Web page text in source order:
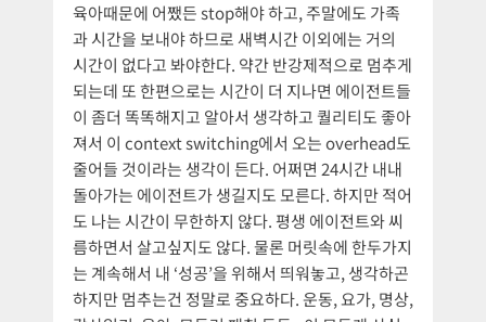
육아때문에 어쨌든 stop해야 하고, 주말에도 가족
과 시간을 보내야 하므로 새벽시간 이외에는 거의
시간이 없다고 봐야한다. 약간 반강제적으로 멈추게
되는데 또 한편으로는 시간이 더 지나면 에이전트들
이 좀더 똑똑해지고 알아서 생각하고 퀄리티도 좋아
져서 이 context switching에서 오는 overhead도
줄어들 것이라는 생각이 든다. 어쩌면 24시간 내내
돌아가는 에이전트가 생길지도 모른다. 하지만 적어
도 나는 시간이 무한하지 않다. 평생 에이전트와 씨
름하면서 살고싶지도 않다. 물론 머릿속에 한두가지
는 계속해서 내 ‘성공’을 위해서 띄워놓고, 생각하곤
하지만 멈추는건 정말로 중요하다. 운동, 요가, 명상,